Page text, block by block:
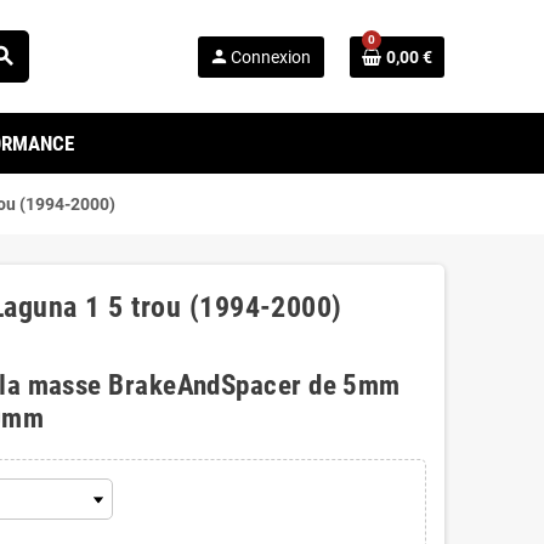
person Connexion
0
0,00 €
(1994-2000)
1 5 trou (1994-2000)
masse BrakeAndSpacer de 5mm